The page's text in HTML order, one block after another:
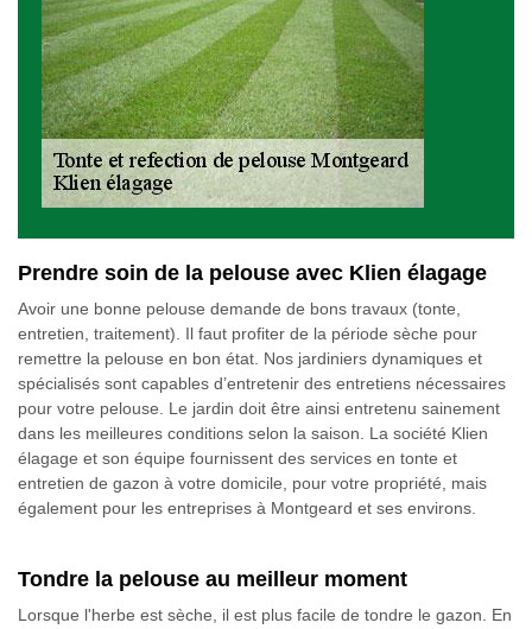
Prendre soin de la pelouse avec Klien élagage
Avoir une bonne pelouse demande de bons travaux (tonte,
entretien, traitement). Il faut profiter de la période sèche pour
remettre la pelouse en bon état. Nos jardiniers dynamiques et
spécialisés sont capables d’entretenir des entretiens nécessaires
pour votre pelouse. Le jardin doit être ainsi entretenu sainement
dans les meilleures conditions selon la saison. La société Klien
élagage et son équipe fournissent des services en tonte et
entretien de gazon à votre domicile, pour votre propriété, mais
également pour les entreprises à Montgeard et ses environs.
Tondre la pelouse au meilleur moment
Lorsque l'herbe est sèche, il est plus facile de tondre le gazon. En